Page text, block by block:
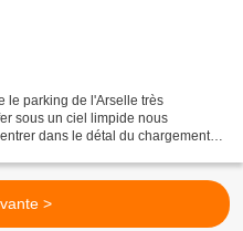
le parking de l'Arselle très
sous un ciel limpide nous
dans le détal du chargement,
>